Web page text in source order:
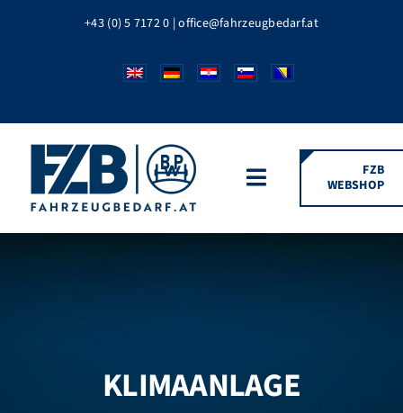
+43 (0) 5 7172 0 |office@fahrzeugbedarf.at
Toggle
Navigation
BPW MARKEN
FZB
WEBSHOP
KLIMAANLAGE